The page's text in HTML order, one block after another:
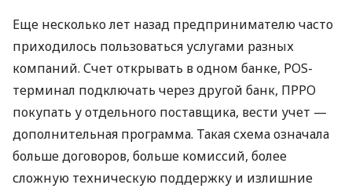
Еще несколько лет назад предпринимателю часто
приходилось пользоваться услугами разных
компаний. Счет открывать в одном банке, POS-
терминал подключать через другой банк, ПРРО
покупать у отдельного поставщика, вести учет —
дополнительная программа. Такая схема означала
больше договоров, больше комиссий, более
сложную техническую поддержку и излишние